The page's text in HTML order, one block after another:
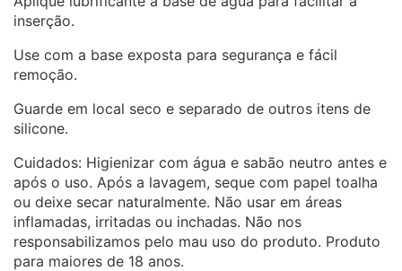
inserção.
Use com a base exposta para segurança e fácil
remoção.
Guarde em local seco e separado de outros itens de
silicone.
Cuidados: Higienizar com água e sabão neutro antes e
após o uso. Após a lavagem, seque com papel toalha
ou deixe secar naturalmente. Não usar em áreas
inflamadas, irritadas ou inchadas. Não nos
responsabilizamos pelo mau uso do produto. Produto
para maiores de 18 anos.